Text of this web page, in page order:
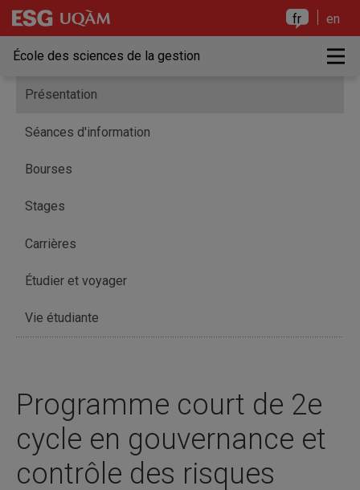
Raccourci vers le contenu
Raccourci vers le menu principal
Raccourci vers la recherche
Raccourci vers le contenu
Raccourci vers le menu principal
Raccourci vers la recherche
fr en
École des sciences de la gestion
Présentation
Séances d'information
Bourses
Stages
Carrières
Étudier et voyager
Vie étudiante
Programme court de 2e
cycle en gouvernance et
contrôle des risques